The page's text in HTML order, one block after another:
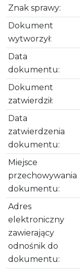
Znak sprawy:
Dokument
wytworzył:
Data
dokumentu:
Dokument
zatwierdził:
Data
zatwierdzenia
dokumentu:
Miejsce
przechowywania
dokumentu:
Adres
elektroniczny
zawierający
odnośnik do
dokumentu: